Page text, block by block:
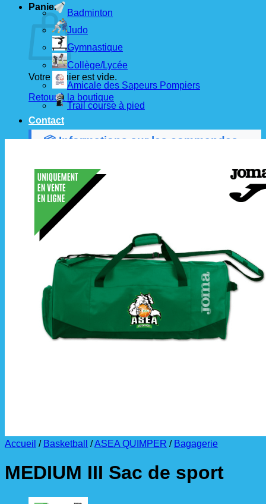
Panier
Votre panier est vide.
Retour à la boutique
📦 Informations sur les commandes
Les commandes sont passées
les 1er et 15 de
chaque mois
À partir de ces dates, le
d'environ 3 semaines
La livraison est effectuéedirectement au club
La commande est à récupérer auprès du
référent des équipements du club
Badminton
Judo
Gymnastique
Collège/Lycée
Amicale des Sapeurs Pompiers
Trail course à pied
Contact
Accueil / Basketball /ASEA QUIMPER / Bagagerie
MEDIUM III Sac de sport